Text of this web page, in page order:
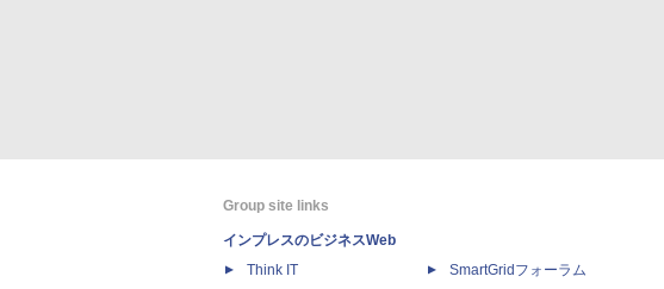
Group site links
インプレスのビジネスWeb
Think IT
SmartGridフォーラム